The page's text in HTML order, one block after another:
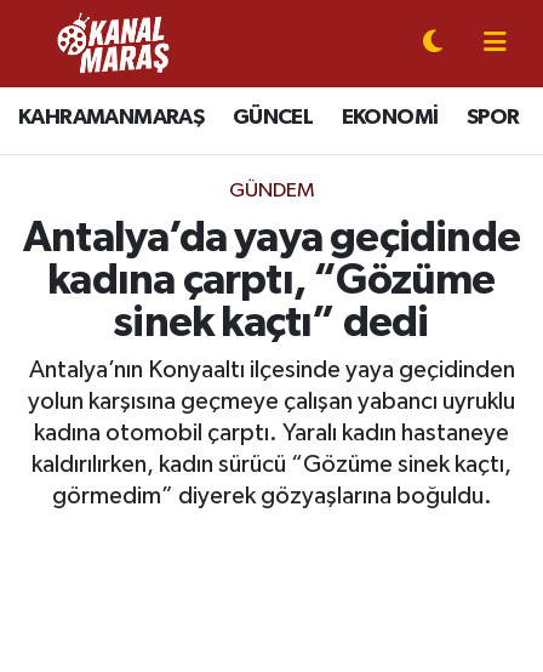
KAHRAMANMARAŞ GÜNCEL EKONOMİ SPOR
GÜNDEM
Antalya’da yaya geçidinde
kadına çarptı, “Gözüme
sinek kaçtı” dedi
Antalya’nın Konyaaltı ilçesinde yaya geçidinden
yolun karşısına geçmeye çalışan yabancı uyruklu
kadına otomobil çarptı. Yaralı kadın hastaneye
kaldırılırken, kadın sürücü “Gözüme sinek kaçtı,
görmedim” diyerek gözyaşlarına boğuldu.
CANLI YAYIN
KAHRAMANMARAŞ
SPOR
SİYASET
EKONOMİ
GÜNDEM
Kahramanmaraş Nöbetçi Eczaneler
Kahramanmaraş Hava Durumu
Kahramanmaraş Trafik Yoğunluk Haritası
Süper Lig Puan Durumu ve Fikstür
Tüm Manşetler
Son Dakika Haberleri